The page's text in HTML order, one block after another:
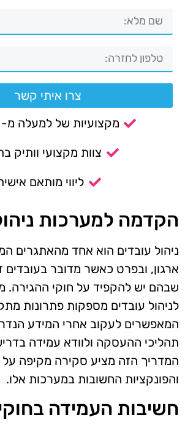
צרו איתי קשר
מקצועיות של למעלה מ- 14
צוות מקצועי וותיק
ליווי מותאם
הקדמה למערכות
ניהול עובדים הוא אחד מהאתגרים
ארגון, ובפרט כאשר מדובר בעובדים
שבהם יש להקפיד על חוקי ההגירה.
לניהול עובדים מספקות פתרונות
המאפשרים לעקוב אחרי המידע
תהליכי ההעסקה ולוודא עמידה
המדריך הזה מציע סקירה מקיפה על
והפונקציות החשובות במערכות אלו.
חשיבות העמידה